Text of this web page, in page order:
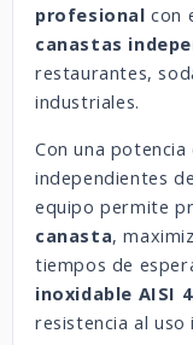
profesional con
canastas
restaurantes,
industriales.
Con una potencia
independientes de
equipo permite
canasta,
tiempos de
inoxidable AISI
resistencia al uso